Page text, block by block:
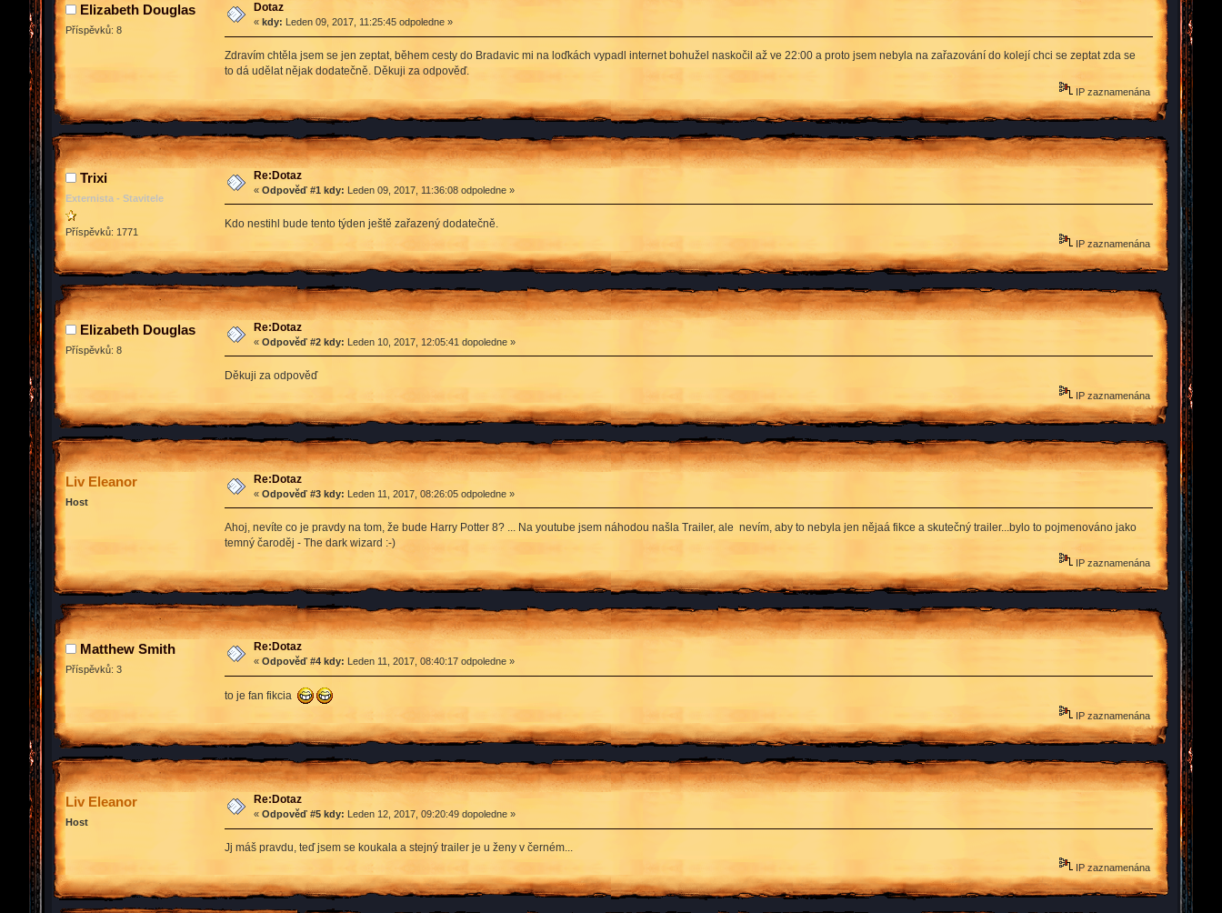
Elizabeth Douglas
Příspěvků: 8
Dotaz
« kdy: Leden 09, 2017, 11:25:45 odpoledne »
Zdravím chtěla jsem se jen zeptat, během cesty do Bradavic mi na loďkách vypadl internet bohužel naskočil až ve 22:00 a proto jsem nebyla na zařazování do kolejí chci se zeptat zda se
to dá udělat nějak dodatečně. Děkuji za odpověď.
IP zaznamenána
Trixi
Externista - Stavitele
Příspěvků: 1771
Re:Dotaz
« Odpověď #1 kdy: Leden 09, 2017, 11:36:08 odpoledne »
Kdo nestihl bude tento týden ještě zařazený dodatečně.
IP zaznamenána
Elizabeth Douglas
Příspěvků: 8
Re:Dotaz
« Odpověď #2 kdy: Leden 10, 2017, 12:05:41 dopoledne »
Děkuji za odpověď
IP zaznamenána
Liv Eleanor
Host
Re:Dotaz
« Odpověď #3 kdy: Leden 11, 2017, 08:26:05 odpoledne »
Ahoj, nevíte co je pravdy na tom, že bude Harry Potter 8? ... Na youtube jsem náhodou našla Trailer, ale nevím, aby to nebyla jen nějaá fikce a skutečný trailer...bylo to pojmenováno jako
temný čaroděj - The dark wizard :-)
IP zaznamenána
Matthew Smith
Příspěvků: 3
Re:Dotaz
« Odpověď #4 kdy: Leden 11, 2017, 08:40:17 odpoledne »
to je fan fikcia
IP zaznamenána
Liv Eleanor
Host
Re:Dotaz
« Odpověď #5 kdy: Leden 12, 2017, 09:20:49 dopoledne »
Jj máš pravdu, teď jsem se koukala a stejný trailer je u ženy v černém...
IP zaznamenána